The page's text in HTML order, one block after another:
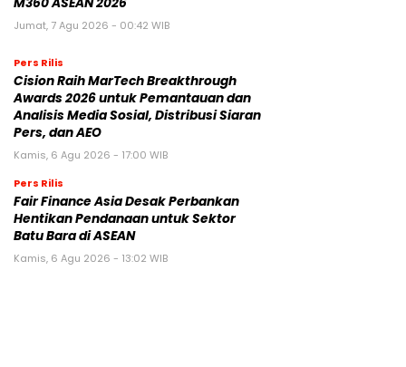
M360 ASEAN 2026
Jumat, 7 Agu 2026 - 00:42 WIB
Pers Rilis
Cision Raih MarTech Breakthrough
Awards 2026 untuk Pemantauan dan
Analisis Media Sosial, Distribusi Siaran
Pers, dan AEO
Kamis, 6 Agu 2026 - 17:00 WIB
Pers Rilis
Fair Finance Asia Desak Perbankan
Hentikan Pendanaan untuk Sektor
Batu Bara di ASEAN
Kamis, 6 Agu 2026 - 13:02 WIB